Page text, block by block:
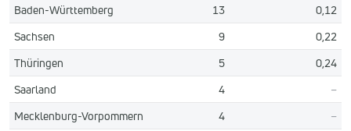
Baden-Württemberg
13
0,12
Sachsen
9
0,22
Thüringen
5
0,24
Saarland
4
–
Mecklenburg-Vorpommern
4
–